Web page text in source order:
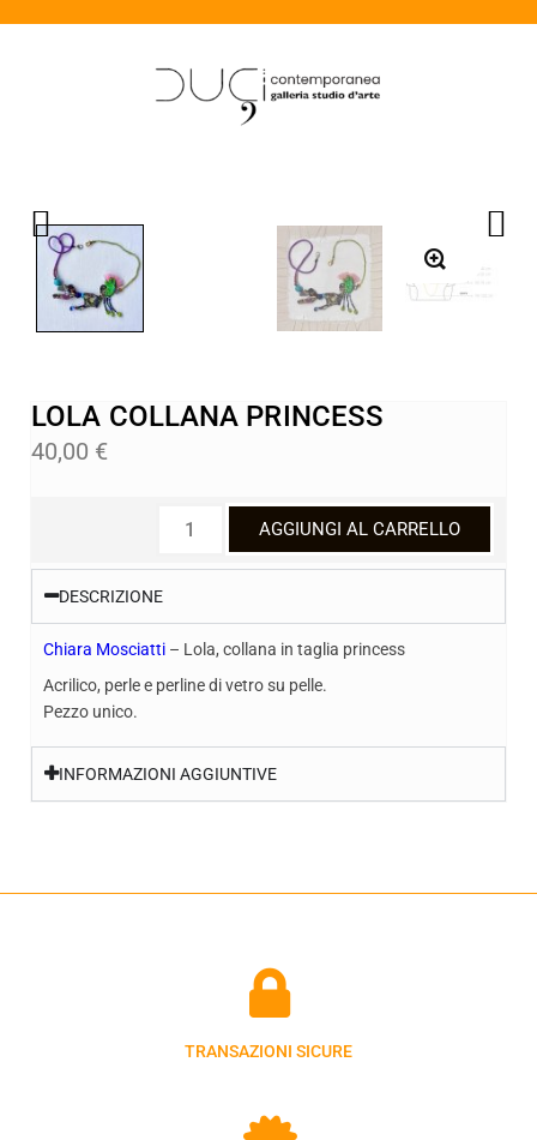
LOLA COLLANA PRINCESS
40,00 €
AGGIUNGI AL CARRELLO
DESCRIZIONE
Chiara Mosciatti – Lola, collana in taglia princess
Acrilico, perle e perline di vetro su pelle.
Pezzo unico.
INFORMAZIONI AGGIUNTIVE
TRANSAZIONI SICURE